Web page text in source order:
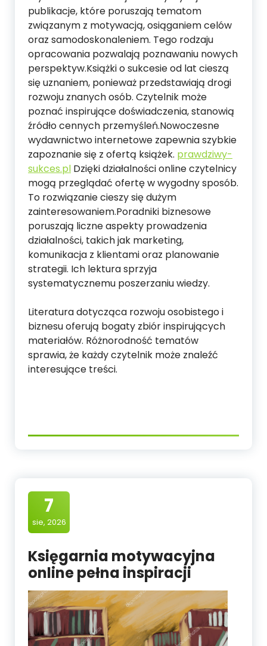
publikacje, które poruszają tematom
związanym z motywacją, osiąganiem celów
oraz samodoskonaleniem. Tego rodzaju
opracowania pozwalają poznawaniu nowych
perspektyw.Książki o sukcesie od lat cieszą
się uznaniem, ponieważ przedstawiają drogi
rozwoju znanych osób. Czytelnik może
poznać inspirujące doświadczenia, stanowią
źródło cennych przemyśleń.Nowoczesne
wydawnictwo internetowe zapewnia szybkie
zapoznanie się z ofertą książek. prawdziwy-
sukces.pl Dzięki działalności online czytelnicy
mogą przeglądać ofertę w wygodny sposób.
To rozwiązanie cieszy się dużym
zainteresowaniem.Poradniki biznesowe
poruszają liczne aspekty prowadzenia
działalności, takich jak marketing,
komunikacja z klientami oraz planowanie
strategii. Ich lektura sprzyja
systematycznemu poszerzaniu wiedzy.
Literatura dotycząca rozwoju osobistego i
biznesu oferują bogaty zbiór inspirujących
materiałów. Różnorodność tematów
sprawia, że każdy czytelnik może znaleźć
interesujące treści.
7
sie, 2026
Księgarnia motywacyjna
online pełna inspiracji